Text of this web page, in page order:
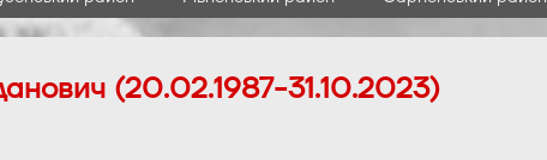
(20.02.1987-31.10.2023)